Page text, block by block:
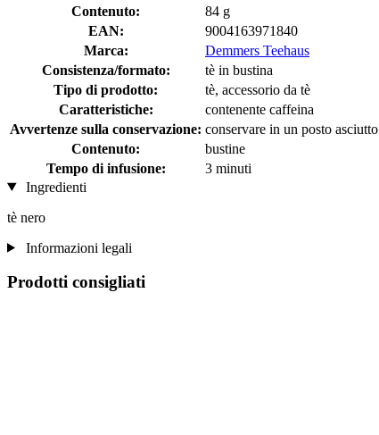
Contenuto:
84 g
EAN:
9004163971840
Marca:
Demmers Teehaus
Consistenza/formato:
tè in bustina
Tipo di prodotto:
tè, accessorio da tè
Caratteristiche:
contenente caffeina
Avvertenze sulla conservazione: conservare in un posto asciutto
Contenuto:
bustine
Tempo di infusione:
3 minuti
Ingredienti
tè nero
Informazioni legali
Prodotti consigliati